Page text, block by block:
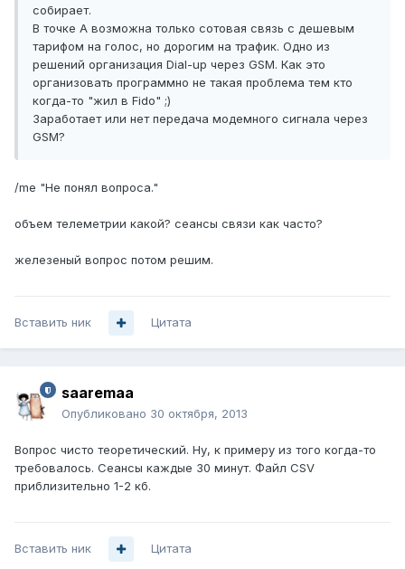
собирает.
В точке А возможна только сотовая связь с дешевым
тарифом на голос, но дорогим на трафик. Одно из
решений организация Dial-up через GSM. Как это
организовать программно не такая проблема тем кто
когда-то "жил в Fido" ;)
Заработает или нет передача модемного сигнала через
GSM?
/me "Не понял вопроса."
объем телеметрии какой? сеансы связи как часто?
железеный вопрос потом решим.
Вставить ник Цитата
saaremaa
Опубликовано 30 октября, 2013
Вопрос чисто теоретический. Ну, к примеру из того когда-то
требовалось. Сеансы каждые 30 минут. Файл CSV
приблизительно 1-2 кб.
Вставить ник Цитата